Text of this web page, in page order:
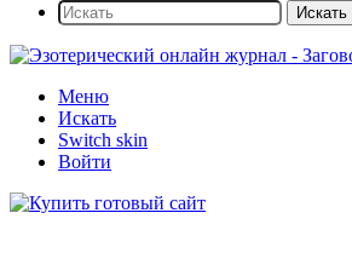
Искать
Меню
Искать
Switch skin
Войти